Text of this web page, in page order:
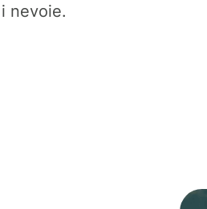
nevoie.